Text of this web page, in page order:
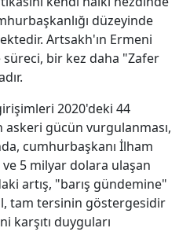
düzeyinde
Artsakh'ın Ermeni
bir kez daha "Zafer
2020'deki 44
askeri gücün vurgulanması,
cumhurbaşkanı İlham
5 milyar dolara ulaşan
artış, "barış gündemine"
tam tersinin göstergesidir
karşıtı duyguları